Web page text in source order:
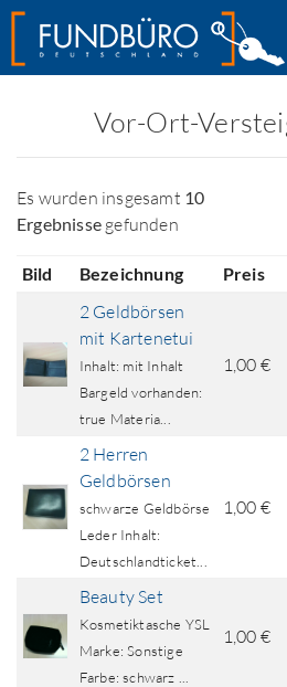
Vor-Ort-
Es wurden insgesamt 10
Ergebnisse gefunden
Bild Bezeichnung Preis
2 Geldbörsen
mit Kartenetui
Inhalt: mit Inhalt
Bargeld vorhanden:
true Materia...
1,00 €
2 Herren
Geldbörsen
schwarze Geldbörse
Leder Inhalt:
Deutschlandticket...
1,00 €
Beauty Set
Kosmetiktasche YSL
Marke: Sonstige
Farbe: schwarz ...
1,00 €